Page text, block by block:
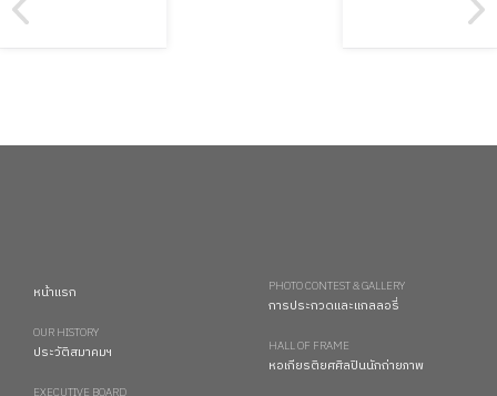
หน้าแรก
OUR HISTORY
ประวัติสมาคมฯ
PHOTO CONTEST & GALLERY
การประกวดและแกลลอรี่
HALL OF FRAME
หอเกียรติยศศิลปินนักถ่ายภาพ